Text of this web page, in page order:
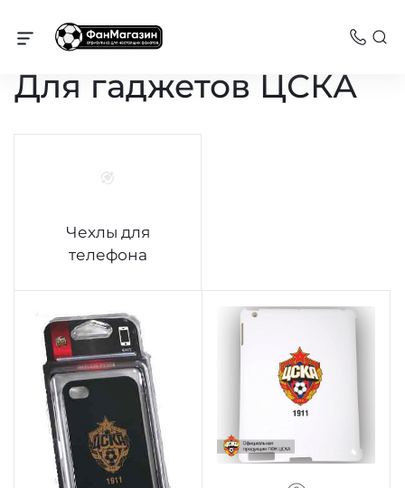
Сувениры
Для гаджетов ЦСКА
Чехлы для
телефона